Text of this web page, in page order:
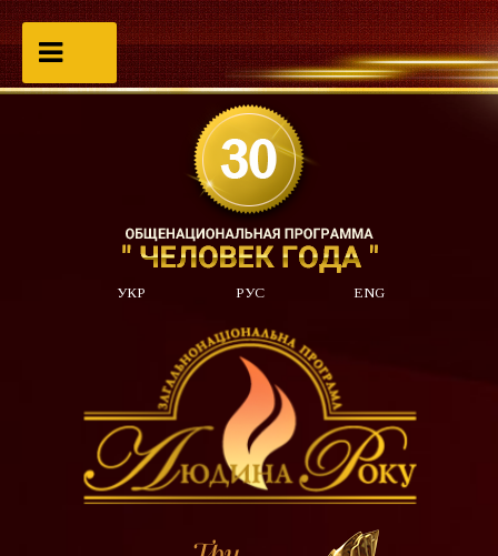
УКР РУС ENG